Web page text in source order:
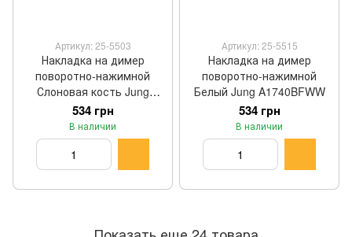
Артикул: 25-5503
Накладка на димер
поворотно-нажимной
Слоновая кость Jung
A1740
534 грн
В наличии
Артикул: 25-5515
Накладка на димер
поворотно-нажимной
Белый Jung A1740BFWW
534 грн
В наличии